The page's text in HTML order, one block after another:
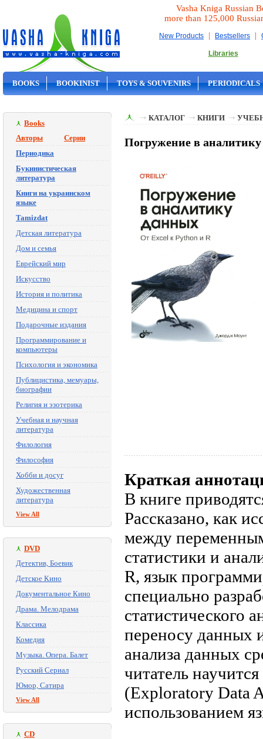
Vasha Kniga Russian
more than 125,000
New Products | Bestsellers |
Libraries
BOOKS BOOKINIST TOYS & SOUVENIRS PERIODICALS
Books
Авторы
Серии
Периодика
Букинистическая
литература
Книги на украинском
языке
Tamizdat
Детская литература
Дом и семья
Еврейский мир
Искусство
История и политика
Медицина и спорт
Подарочные издания
Программирование и
компьютеры
Психология и экономика
Публицистика, мемуары,
биографии
Религия и эзотерика
Учебная и научная
литература
Филология
Философия
Хобби и досуг
Художественная
литература
View All
DVD
Детектив, Боевик
Детское Кино
Документальное Кино
Драма. Мелодрама
Классика
Комедия
Музыка. Опера. Балет
Русский Сериал
Юмор, Сатира
View All
CD
КАТАЛОГ КНИГИ
Погружение в
Краткая
В книге
Рассказано, как
между
статистики и
R, язык
специально
статистического
переносу данных
анализа данных
читатель
(Exploratory Data
использованием